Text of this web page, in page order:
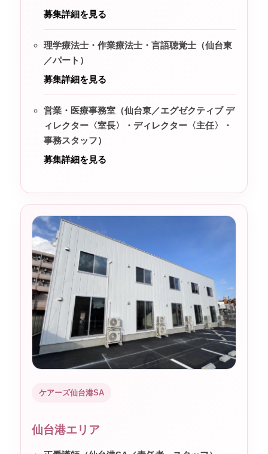
募集詳細を見る
理学療法士・作業療法士・言語聴覚士（仙台東
／パート）
募集詳細を見る
営業・医療事務室（仙台東／エグゼクティブ デ
ィレクター〈室長〉・ディレクター〈主任〉・
事務スタッフ）
募集詳細を見る
ケアーズ仙台港SA
仙台港エリア